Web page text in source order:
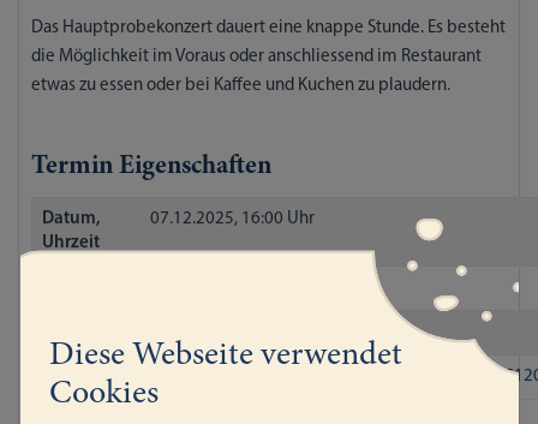
Das Hauptprobekonzert dauert eine knappe Stunde. Es besteht
die Möglichkeit im Voraus oder anschliessend im Restaurant
etwas zu essen oder bei Kaffee und Kuchen zu plaudern.
Termin Eigenschaften
Datum,
Uhrzeit
07.12.2025, 16:00 Uhr
Flyer
Diese Webseite verwendet
Cookies